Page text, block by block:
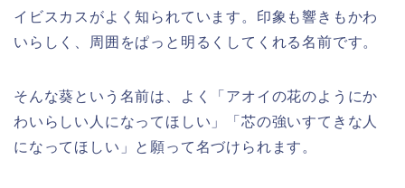
イビスカスがよく知られています。印象も響きもかわ
いらしく、周囲をぱっと明るくしてくれる名前です。
そんな葵という名前は、よく「アオイの花のようにか
わいらしい人になってほしい」「芯の強いすてきな人
になってほしい」と願って名づけられます。